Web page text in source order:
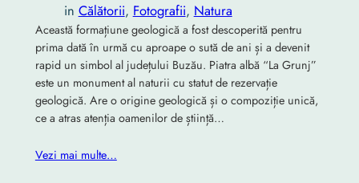
in Călătorii, Fotografii, Natura
Această formațiune geologică a fost descoperită pentru
prima dată în urmă cu aproape o sută de ani și a devenit
rapid un simbol al județului Buzău. Piatra albă “La Grunj”
este un monument al naturii cu statut de rezervație
geologică. Are o origine geologică și o compoziție unică,
ce a atras atenția oamenilor de știință…
Vezi mai multe…